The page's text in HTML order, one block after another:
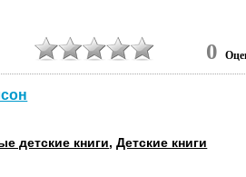
0
детские книги,Детские книги